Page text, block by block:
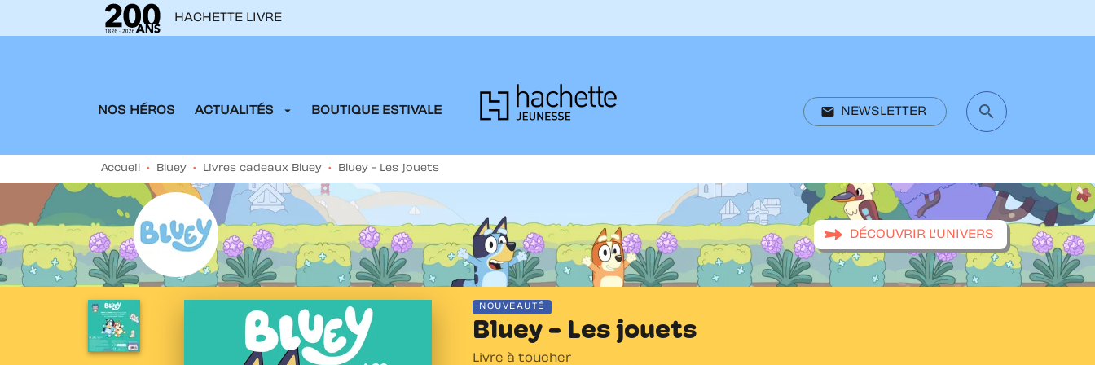
MENU
HACHETTE LIVRE
email NEWSLETTER search
NOS HÉROS ACTUALITÉS arrow_drop_down BOUTIQUE ESTIVALE search
Accueil • Bluey • Livres cadeaux Bluey • Bluey - Les jouets
DÉCOUVRIR L'UNIVERS
NOUVEAUTÉ
Bluey - Les jouets
Livre à toucher